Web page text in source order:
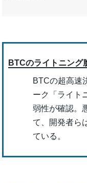
BTCのライトニング
BTCの超高速
ーク「ライト
弱性が確認。
て、開発者ら
ている。